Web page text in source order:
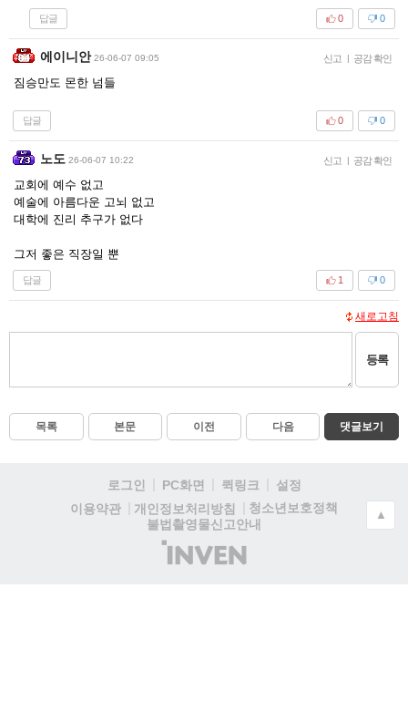
답글 0
0
에이니안 26-06-07 09:05 신고 | 공감 확인
짐승만도 몬한 넘들
답글 0
0
노도 26-06-07 10:22 신고 | 공감 확인
교회에 예수 없고
예술에 아름다운 고뇌 없고
대학에 진리 추구가 없다
그저 좋은 직장일 뿐
답글 0
1
새로고침
등록
목록 본문 이전 다음 댓글보기
로그인 PC화면 퀵링크
설정
이용약관
개인정보처리방침
청소년보호정책
불법촬영물신고안내
(주)
인
▲